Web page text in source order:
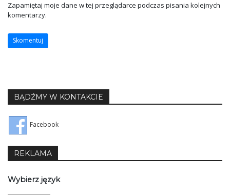
Zapamiętaj moje dane w tej przeglądarce podczas pisania kolejnych
komentarzy.
BĄDŹMY W KONTAKCIE
Facebook
REKLAMA
Wybierz język